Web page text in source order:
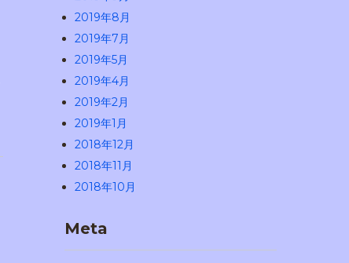
2019年8月
2019年7月
2019年5月
2019年4月
2019年2月
2019年1月
2018年12月
2018年11月
2018年10月
Meta